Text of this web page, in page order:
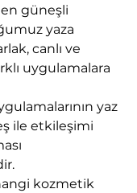
en güneşli
yaza
canlı ve
uygulamalara
yaz
ile etkileşimi
kozmetik